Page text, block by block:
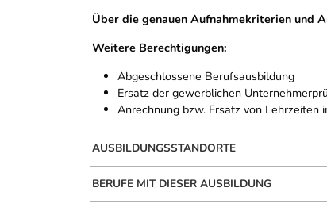
Über die genauen Aufnahmekriterien und
Weitere Berechtigungen:
Abgeschlossene Berufsausbildung
Ersatz der gewerblichen
Anrechnung bzw. Ersatz von Lehrzeiten
AUSBILDUNGSSTANDORTE
BERUFE MIT DIESER AUSBILDUNG